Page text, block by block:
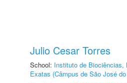
Julio Cesar Torres
School: Instituto de Biociências,
Exatas (Câmpus de São José